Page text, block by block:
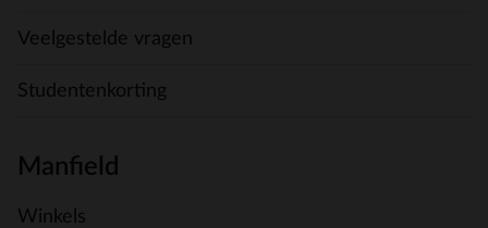
Veelgestelde vragen
Studentenkorting
Manfield
Winkels